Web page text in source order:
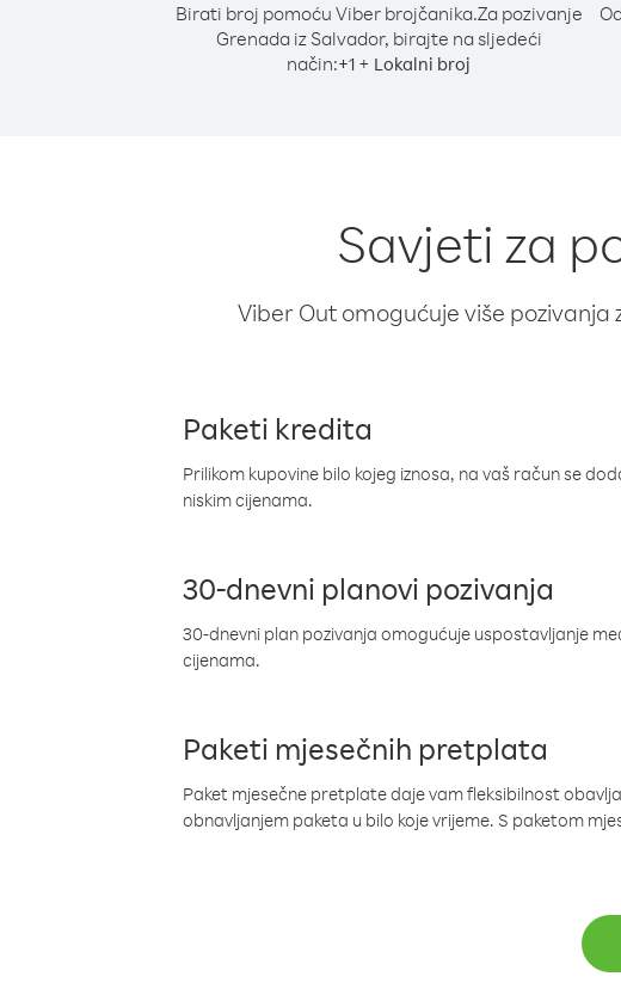
Birati broj pomoću Viber brojčanika.Za pozivanje
Grenada iz Salvador, birajte na sljedeći
način:+1 + Lokalni broj
Savjeti za
Viber Out omogućuje više
Paketi kredita
Prilikom kupovine bilo kojeg iznosa, na vaš račun se
niskim cijenama.
30-dnevni planovi pozivanja
30-dnevni plan pozivanja omogućuje uspostavljanje
cijenama.
Paketi mjesečnih pretplata
Paket mjesečne pretplate daje vam fleksibilnost
obnavljanjem paketa u bilo koje vrijeme. S paketom